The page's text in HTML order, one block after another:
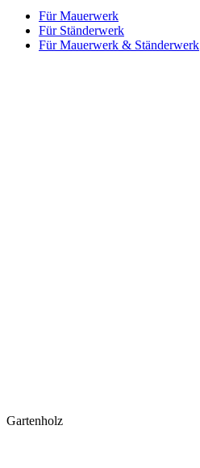
Für Mauerwerk
Für Ständerwerk
Für Mauerwerk & Ständerwerk
Gartenholz